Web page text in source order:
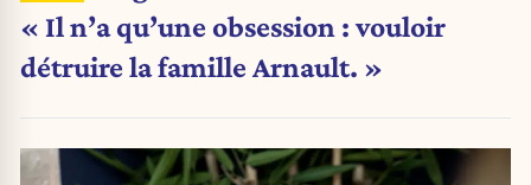
« Il n’a qu’une obsession : vouloir
détruire la famille Arnault. »